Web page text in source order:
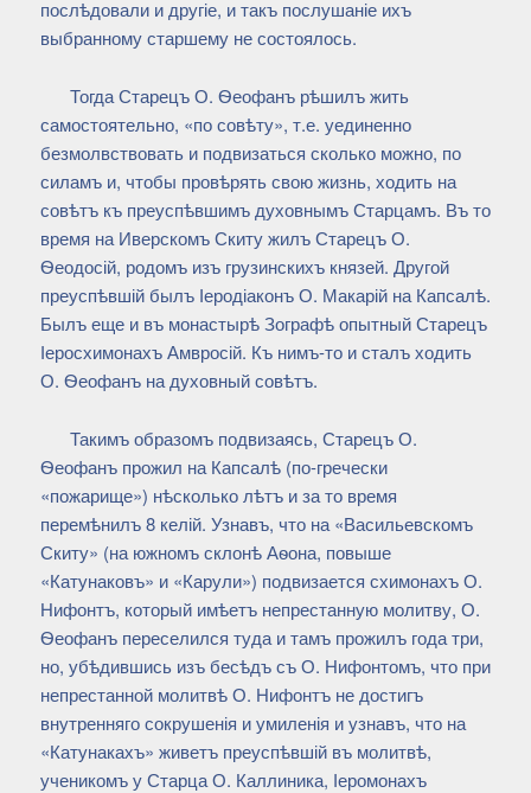
послѣдовали и другіе, и такъ послушаніе ихъ
выбранному старшему не состоялось.
Тогда Старецъ О. Ѳеофанъ рѣшилъ жить
самостоятельно, «по совѣту», т.е. уединенно
безмолвствовать и подвизаться сколько можно, по
силамъ и, чтобы провѣрять свою жизнь, ходить на
совѣтъ къ преуспѣвшимъ духовнымъ Старцамъ. Въ то
время на Иверскомъ Скиту жилъ Старецъ О.
Ѳеодосій, родомъ изъ грузинскихъ князей. Другой
преуспѣвшій былъ Іеродіаконъ О. Макарій на Капсалѣ.
Былъ еще и въ монастырѣ Зографѣ опытный Старецъ
Іеросхимонахъ Амвросій. Къ нимъ-то и сталъ ходить
О. Ѳеофанъ на духовный совѣтъ.
Такимъ образомъ подвизаясь, Старецъ О.
Ѳеофанъ прожил на Капсалѣ (по-гречески
«пожарище») нѣсколько лѣтъ и за то время
перемѣнилъ 8 келій. Узнавъ, что на «Васильевскомъ
Скиту» (на южномъ склонѣ Аѳона, повыше
«Катунаковъ» и «Карули») подвизается схимонахъ О.
Нифонтъ, который имѣетъ непрестанную молитву, О.
Ѳеофанъ переселился туда и тамъ прожилъ года три,
но, убѣдившись изъ бесѣдъ съ О. Нифонтомъ, что при
непрестанной молитвѣ О. Нифонтъ не достигъ
внутренняго сокрушенія и умиленія и узнавъ, что на
«Катунакахъ» живетъ преуспѣвшій въ молитвѣ,
ученикомъ у Старца О. Каллиника, Іеромонахъ